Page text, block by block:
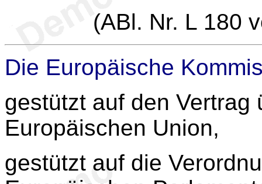
(ABl. Nr. L 180
Die Europäische
gestützt auf den Vertrag
Europäischen Union,
gestützt auf die